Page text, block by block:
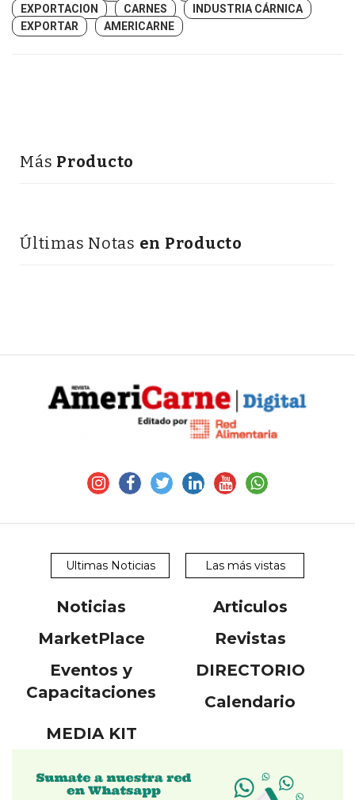
EXPORTACION
CARNES
INDUSTRIA CÁRNICA
EXPORTAR
AMERICARNE
Más Producto
Últimas Notas en Producto
Ultimas Noticias Las más vistas
Noticias
Articulos
MarketPlace
Revistas
Eventos y
Capacitaciones
DIRECTORIO
Calendario
MEDIA KIT